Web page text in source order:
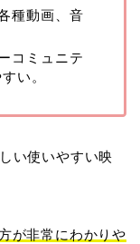
種動画、音
コミュニテ
い。
い使いやすい映
が非常にわかりや